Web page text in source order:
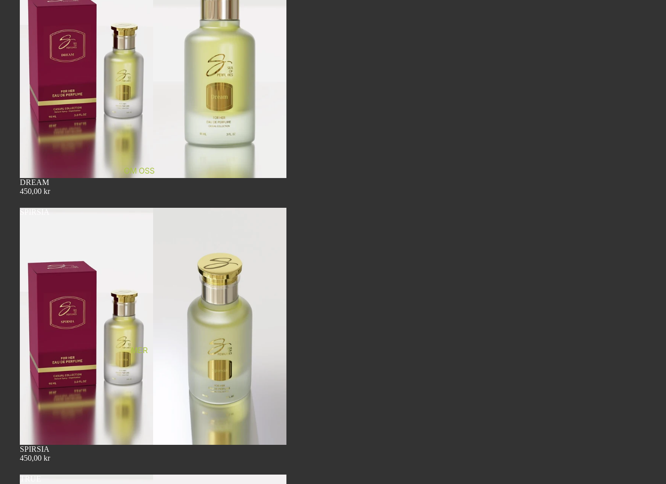
OM OSS
MER
DREAM
450,00 kr
SPIRSIA
SPIRSIA
450,00 kr
TRUE